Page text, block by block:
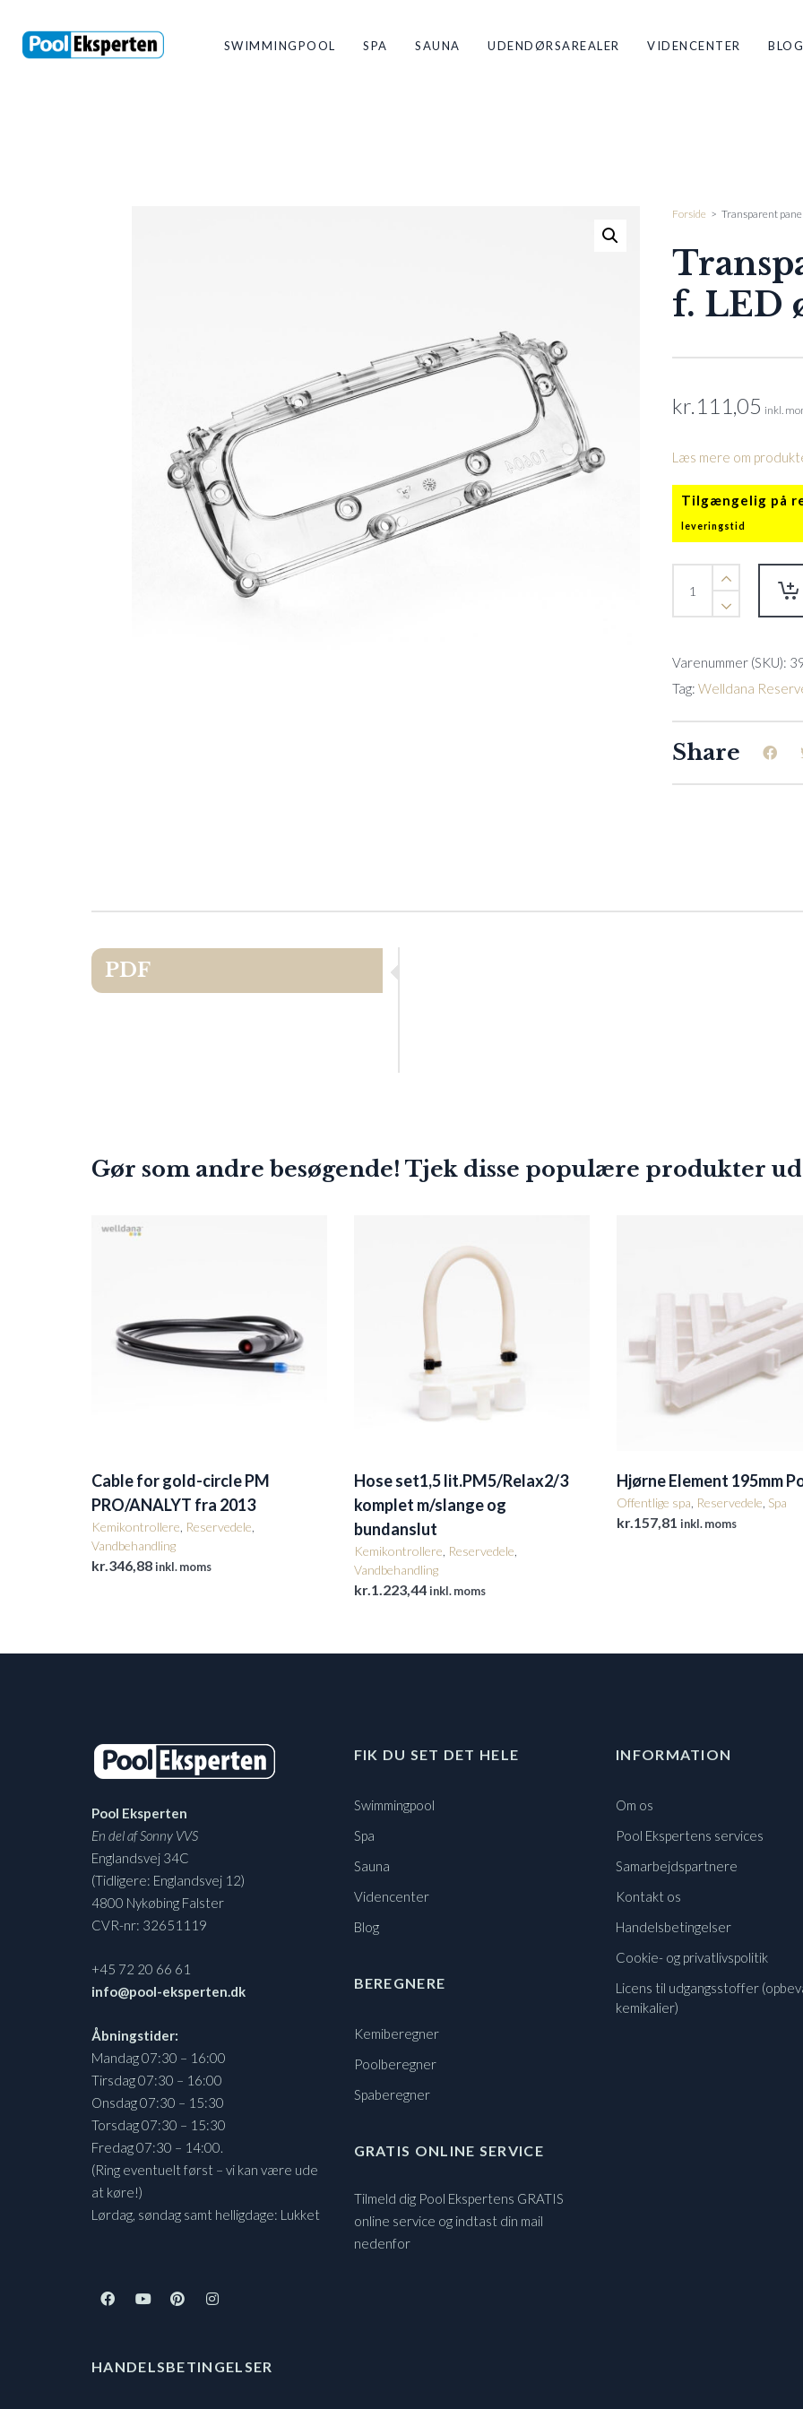
SWIMMINGPOOL SPA SAUNA UDENDØRSAREALER VIDENCENTER
Forside > Transparent
f. LED
kr.111,05 inkl.
Læs mere om
Tilgængelig på
Transparent
panel
M600
quantity
Varenummer (SKU):
Tag: Welldana
Share
PDF
Gør som andre besøgende! Tjek disse populære produkter
Cable for gold-circle PM
PRO/ANALYT fra 2013
Kemikontrollere Reservedele
Vandbehandling
kr.346,88inkl. moms
Hose set1,5 lit.PM5/Relax2/3
komplet m/slange og
bundanslut
Kemikontrollere Reservedele
Vandbehandling
kr.1.223,44inkl. moms
Hjørne Element 195mm
Offentlige spa Reservedele Spa
kr.157,81 inkl. moms
Pool Eksperten
En del af Sonny VVS
Englandsvej 34C
(Tidligere: Englandsvej 12)
4800 Nykøbing Falster
CVR-nr: 32651119
+45 72 20 66 61
info@pool-eksperten.dk
Åbningstider:
Mandag 07:30 – 16:00
Tirsdag 07:30 – 16:00
Onsdag 07:30 – 15:30
Torsdag 07:30 – 15:30
Fredag 07:30 – 14:00.
(Ring eventuelt først – vi kan være ude
at køre!)
Lørdag, søndag samt helligdage: Lukket
HANDELSBETINGELSER
FIK DU SET DET HELE
Swimmingpool
Spa
Sauna
Videncenter
Blog
BEREGNERE
Kemiberegner
Poolberegner
Spaberegner
GRATIS ONLINE SERVICE
Tilmeld dig Pool Ekspertens GRATIS
online service og indtast din mail
nedenfor
INFORMATION
Om os
Pool Ekspertens services
Samarbejdspartnere
Kontakt os
Handelsbetingelser
Cookie- og privatlivspolitik
Licens til udgangsstoffer
kemikalier)